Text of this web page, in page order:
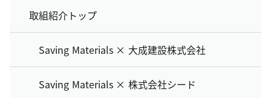
取組紹介トップ
Saving Materials × 大成建設株式会社
Saving Materials × 株式会社シード